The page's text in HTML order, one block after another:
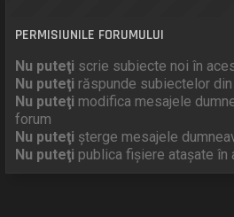
PERMISIUNILE FORUMULUI
Nu puteţi scrie subiecte noi în
Nu puteţi răspunde subiectelor
Nu puteţi modifica mesajele
forum
Nu puteţi şterge mesajele
Nu puteţi publica fişiere ataşate în